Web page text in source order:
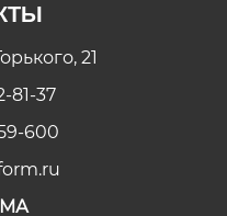
21
81-37
600